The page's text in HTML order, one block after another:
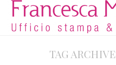
ARTICOLI
MODA ADATTIVA
CONTATTITAG